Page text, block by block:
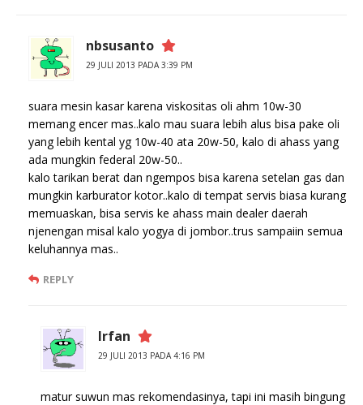
nbsusanto
29 JULI 2013 PADA 3:39 PM
suara mesin kasar karena viskositas oli ahm 10w-30
memang encer mas..kalo mau suara lebih alus bisa pake oli
yang lebih kental yg 10w-40 ata 20w-50, kalo di ahass yang
ada mungkin federal 20w-50..
kalo tarikan berat dan ngempos bisa karena setelan gas dan
mungkin karburator kotor..kalo di tempat servis biasa kurang
memuaskan, bisa servis ke ahass main dealer daerah
njenengan misal kalo yogya di jombor..trus sampaiin semua
keluhannya mas..
REPLY
Irfan
29 JULI 2013 PADA 4:16 PM
matur suwun mas rekomendasinya, tapi ini masih bingung